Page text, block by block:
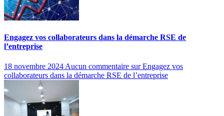
Engagez vos collaborateurs dans la démarche RSE de
l’entreprise
18 novembre 2024 Aucun commentaire sur Engagez vos
collaborateurs dans la démarche RSE de l’entreprise